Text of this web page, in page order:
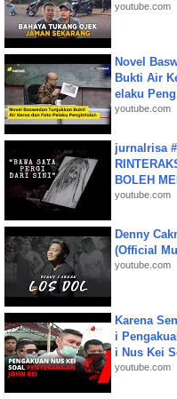
youtube.com
Novel
Bukti Air
elaku
youtube.com
jurnalrisa
BOLEH
youtube.com
Denny
(Official
youtube.com
Karena
i
i Nus Kei
youtube.com